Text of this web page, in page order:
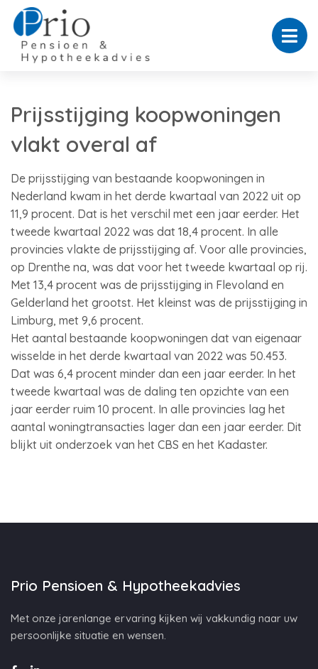
Prijsstijging koopwoningen
vlakt overal af
De prijsstijging van bestaande koopwoningen in
Nederland kwam in het derde kwartaal van 2022 uit op
11,9 procent. Dat is het verschil met een jaar eerder. Het
tweede kwartaal 2022 was dat 18,4 procent. In alle
provincies vlakte de prijsstijging af. Voor alle provincies,
op Drenthe na, was dat voor het tweede kwartaal op rij.
Met 13,4 procent was de prijsstijging in Flevoland en
Gelderland het grootst. Het kleinst was de prijsstijging in
Limburg, met 9,6 procent.
Het aantal bestaande koopwoningen dat van eigenaar
wisselde in het derde kwartaal van 2022 was 50.453.
Dat was 6,4 procent minder dan een jaar eerder. In het
tweede kwartaal was de daling ten opzichte van een
jaar eerder ruim 10 procent. In alle provincies lag het
aantal woningtransacties lager dan een jaar eerder. Dit
blijkt uit onderzoek van het CBS en het Kadaster.
Prio Pensioen & Hypotheekadvies
Met onze jarenlange ervaring kijken wij vakkundig naar uw
persoonlijke situatie en wensen.